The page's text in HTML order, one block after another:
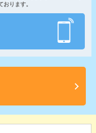
ります。